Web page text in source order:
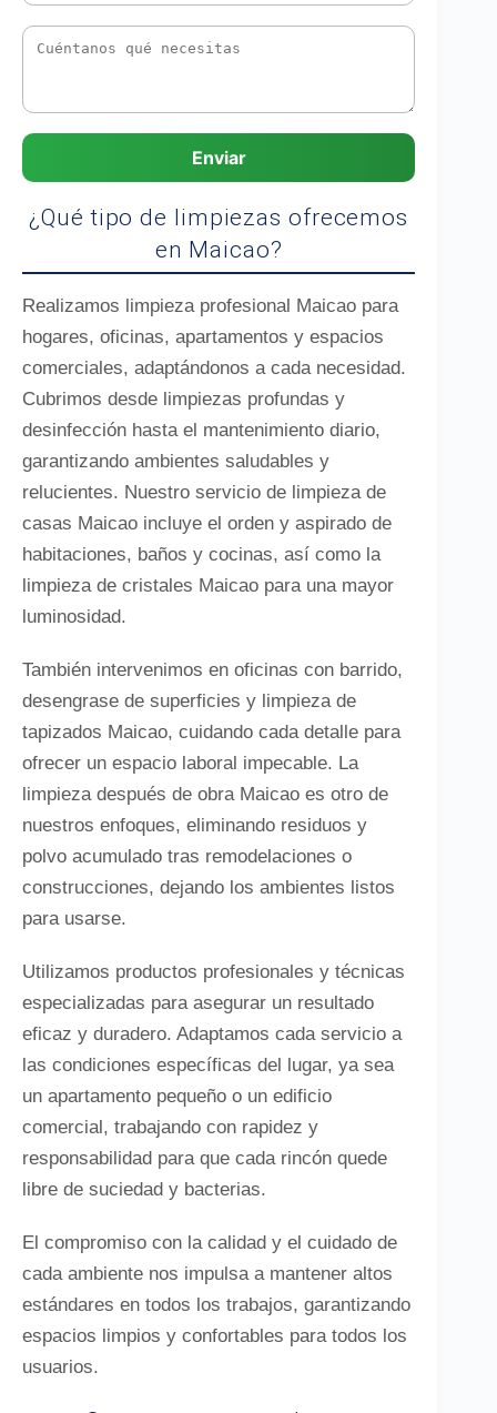
Enviar
¿Qué tipo de limpiezas ofrecemos
en Maicao?
Realizamos limpieza profesional Maicao para
hogares, oficinas, apartamentos y espacios
comerciales, adaptándonos a cada necesidad.
Cubrimos desde limpiezas profundas y
desinfección hasta el mantenimiento diario,
garantizando ambientes saludables y
relucientes. Nuestro servicio de limpieza de
casas Maicao incluye el orden y aspirado de
habitaciones, baños y cocinas, así como la
limpieza de cristales Maicao para una mayor
luminosidad.
También intervenimos en oficinas con barrido,
desengrase de superficies y limpieza de
tapizados Maicao, cuidando cada detalle para
ofrecer un espacio laboral impecable. La
limpieza después de obra Maicao es otro de
nuestros enfoques, eliminando residuos y
polvo acumulado tras remodelaciones o
construcciones, dejando los ambientes listos
para usarse.
Utilizamos productos profesionales y técnicas
especializadas para asegurar un resultado
eficaz y duradero. Adaptamos cada servicio a
las condiciones específicas del lugar, ya sea
un apartamento pequeño o un edificio
comercial, trabajando con rapidez y
responsabilidad para que cada rincón quede
libre de suciedad y bacterias.
El compromiso con la calidad y el cuidado de
cada ambiente nos impulsa a mantener altos
estándares en todos los trabajos, garantizando
espacios limpios y confortables para todos los
usuarios.